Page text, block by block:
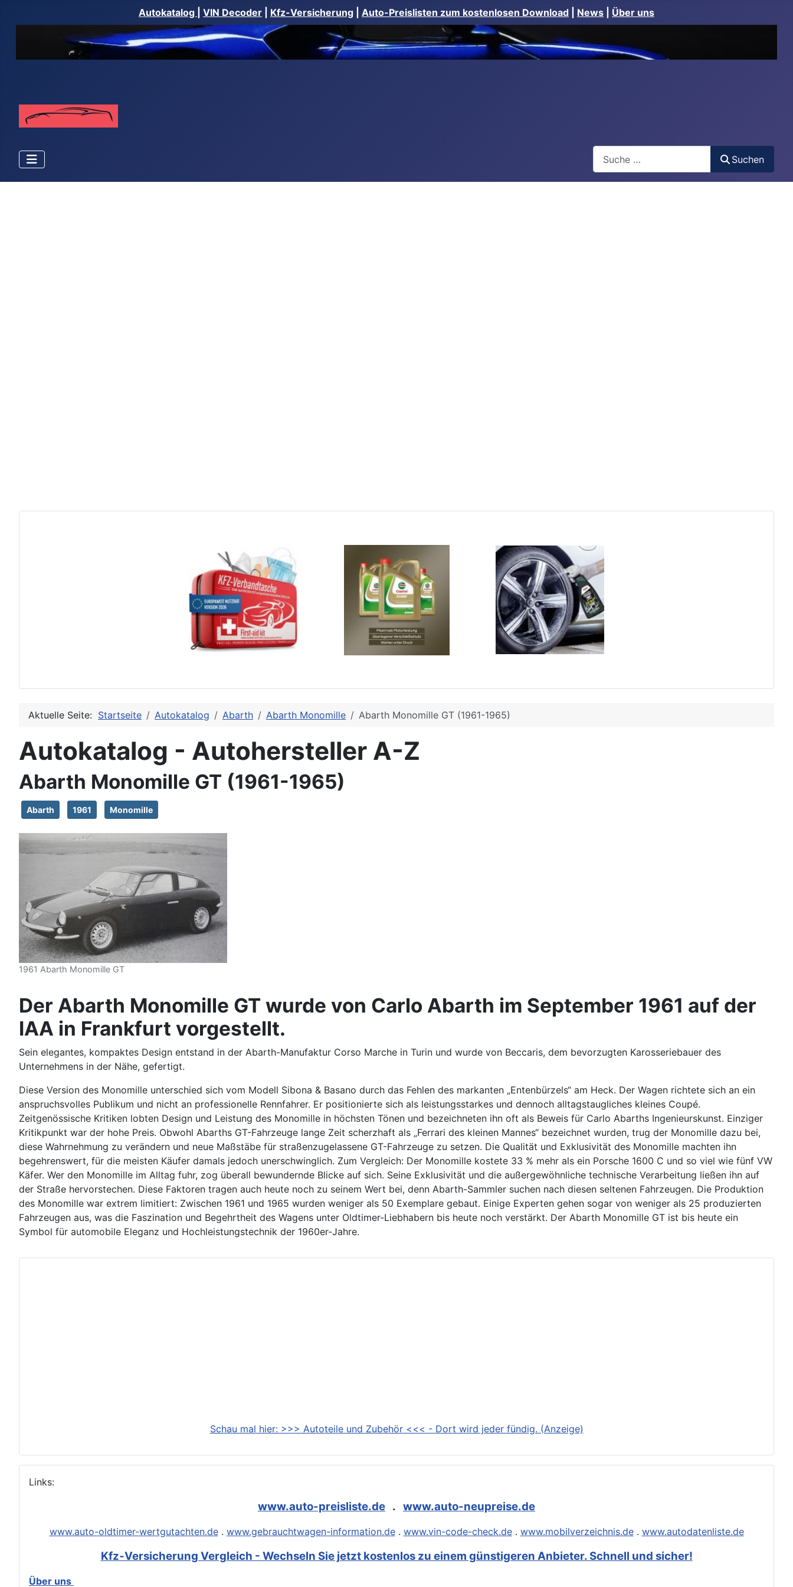
Autokatalog VIN Decoder Kfz-Versicherung Auto-Preislisten zum kostenlosen Download News Über uns
Suchen
Suchen
Aktuelle Seite: Startseite Autokatalog Abarth Abarth Monomille Abarth Monomille GT (1961-1965)
Autokatalog - Autohersteller A-Z
Abarth Monomille GT (1961-1965)
Abarth 1961 Monomille
1961 Abarth Monomille GT
Der Abarth Monomille GT wurde von Carlo Abarth im September 1961 auf der
IAA in Frankfurt vorgestellt.
Sein elegantes, kompaktes Design entstand in der Abarth-Manufaktur Corso Marche in Turin und wurde von Beccaris, dem bevorzugten Karosseriebauer des
Unternehmens in der Nähe, gefertigt.
Diese Version des Monomille unterschied sich vom Modell Sibona & Basano durch das Fehlen des markanten „Entenbürzels“ am Heck. Der Wagen richtete sich an ein
anspruchsvolles Publikum und nicht an professionelle Rennfahrer. Er positionierte sich als leistungsstarkes und dennoch alltagstaugliches kleines Coupé.
Zeitgenössische Kritiken lobten Design und Leistung des Monomille in höchsten Tönen und bezeichneten ihn oft als Beweis für Carlo Abarths Ingenieurskunst. Einziger
Kritikpunkt war der hohe Preis. Obwohl Abarths GT-Fahrzeuge lange Zeit scherzhaft als „Ferrari des kleinen Mannes“ bezeichnet wurden, trug der Monomille dazu bei,
diese Wahrnehmung zu verändern und neue Maßstäbe für straßenzugelassene GT-Fahrzeuge zu setzen. Die Qualität und Exklusivität des Monomille machten ihn
begehrenswert, für die meisten Käufer damals jedoch unerschwinglich. Zum Vergleich: Der Monomille kostete 33 % mehr als ein Porsche 1600 C und so viel wie fünf VW
Käfer. Wer den Monomille im Alltag fuhr, zog überall bewundernde Blicke auf sich. Seine Exklusivität und die außergewöhnliche technische Verarbeitung ließen ihn auf
der Straße hervorstechen. Diese Faktoren tragen auch heute noch zu seinem Wert bei, denn Abarth-Sammler suchen nach diesen seltenen Fahrzeugen. Die Produktion
des Monomille war extrem limitiert: Zwischen 1961 und 1965 wurden weniger als 50 Exemplare gebaut. Einige Experten gehen sogar von weniger als 25 produzierten
Fahrzeugen aus, was die Faszination und Begehrtheit des Wagens unter Oldtimer-Liebhabern bis heute noch verstärkt. Der Abarth Monomille GT ist bis heute ein
Symbol für automobile Eleganz und Hochleistungstechnik der 1960er-Jahre.
Schau mal hier: >>> Autoteile und Zubehör <<< - Dort wird jeder fündig. (Anzeige)
Links:
www.auto-preisliste.de . www.auto-neupreise.de
www.auto-oldtimer-wertgutachten.de. www.gebrauchtwagen-information.de. www.vin-code-check.de. www.mobilverzeichnis.de. www.autodatenliste.de
Kfz-Versicherung Vergleich - Wechseln Sie jetzt kostenlos zu einem günstigeren Anbieter. Schnell und sicher!
Über uns